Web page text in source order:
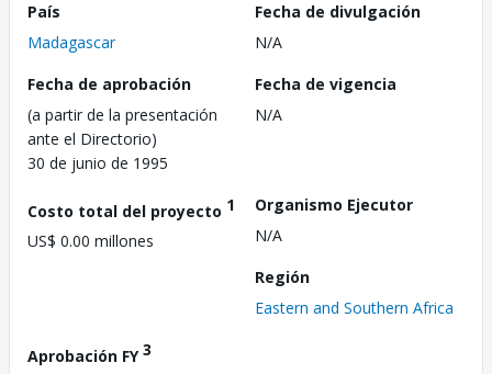
País
Madagascar
Fecha de divulgación
N/A
Fecha de aprobación
(a partir de la presentación
ante el Directorio)
30 de junio de 1995
Fecha de vigencia
N/A
Costo total del proyecto 1
US$ 0.00 millones
Organismo Ejecutor
N/A
Región
Eastern and Southern Africa
Aprobación FY3